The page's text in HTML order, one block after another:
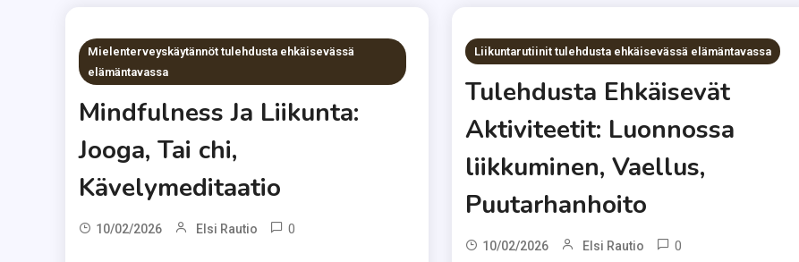
Mielenterveyskäytännöt tulehdusta ehkäisevässä
elämäntavassa
Mindfulness Ja Liikunta:
Jooga, Tai chi,
Kävelymeditaatio
10/02/2026 Elsi Rautio 0
Liikuntarutiinit tulehdusta ehkäisevässä elämäntavassa
Tulehdusta Ehkäisevät
Aktiviteetit: Luonnossa
liikkuminen, Vaellus,
Puutarhanhoito
10/02/2026 Elsi Rautio 0